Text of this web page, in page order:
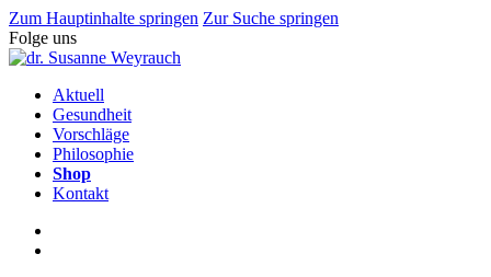
Zum Hauptinhalte springen Zur Suche springen
Folge uns
Aktuell
Gesundheit
Vorschläge
Philosophie
Shop
Kontakt